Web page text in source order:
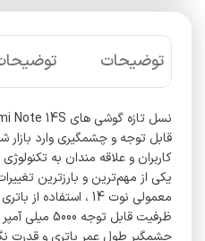
توضیحات
قابل توجه و چشمگیری وارد
کاربران و علاقه‌ مندان به
یکی از مهم‌ترین و بارزترین
معمولی نوت 14 ،
ظرفیت قابل‌
چشمگیر طول عمر باتری و قدرت